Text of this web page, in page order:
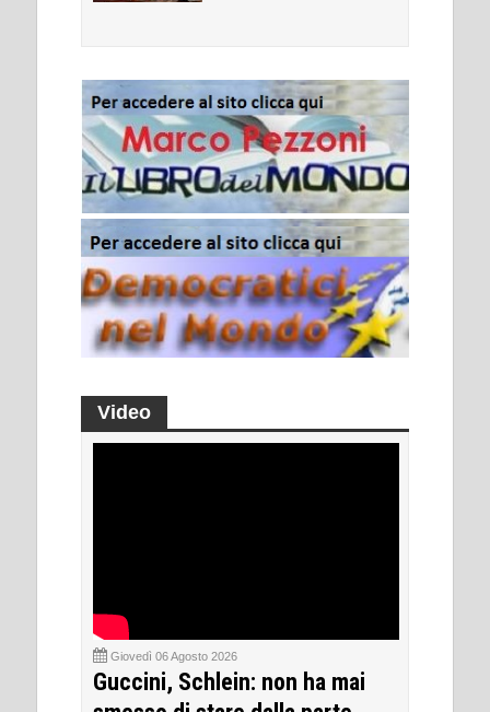
Video
Giovedì 06 Agosto 2026
Guccini, Schlein: non ha mai